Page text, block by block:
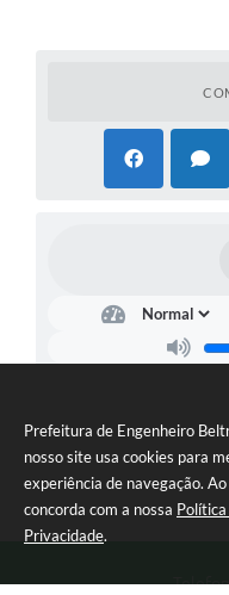
Prefeitura de Engenheiro
nosso site usa cookies para
experiência de navegação.
concorda com a nossa
Privacidade.